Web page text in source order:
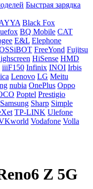
Быстрая зарядка
Black Fox
BQ Mobile CAT
E&L Elephone
FreeYond Fujitsu
HiSense HMD
iiiF150 Infinix INOI Irbis
Lenovo LG Meitu
nubia OnePlus Oppo
Poptel Prestigio
Samsung Sharp Simple
TP-LINK Ulefone
Vodafone Volla
Z 5G